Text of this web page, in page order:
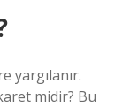
yargılanır.
midir? Bu